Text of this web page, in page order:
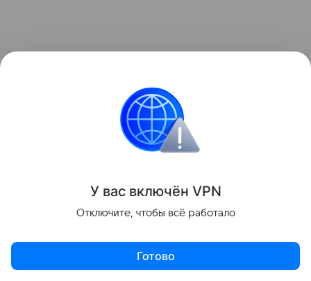
По словам Дикопольцева, примерно у половины
У вас включён VPN
Отключите, чтобы всё работало
Готово